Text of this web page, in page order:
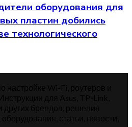
оборудования для
пластин добились
технологического